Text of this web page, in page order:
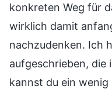
konkreten Weg für
wirklich damit
nachzudenken. Ich
aufgeschrieben, die
kannst du ein wenig